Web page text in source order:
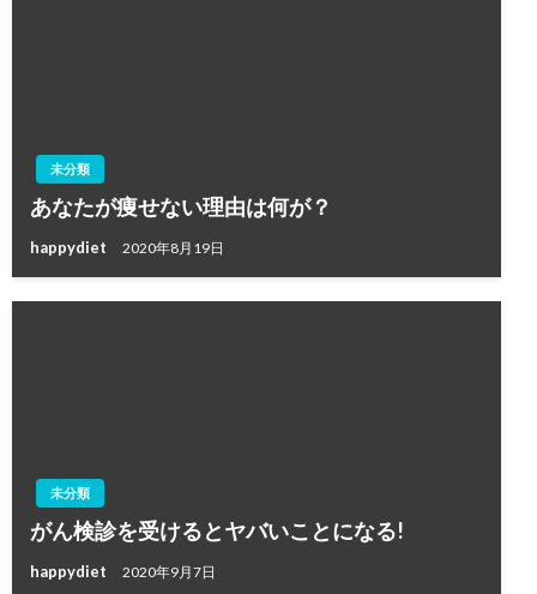
未分類
あなたが痩せない理由は何が？
happydiet 2020年8月19日
未分類
がん検診を受けるとヤバいことになる!
happydiet 2020年9月7日